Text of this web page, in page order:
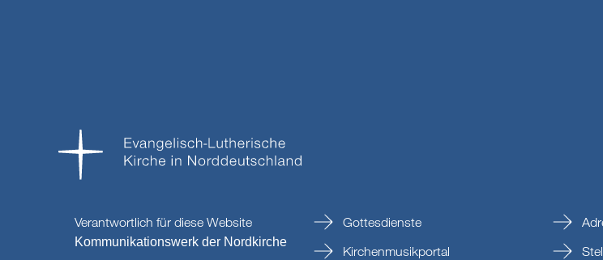
Verantwortlich für diese Website
Kommunikationswerk der Nordkirche
Gottesdienste
Kirchenmusikportal